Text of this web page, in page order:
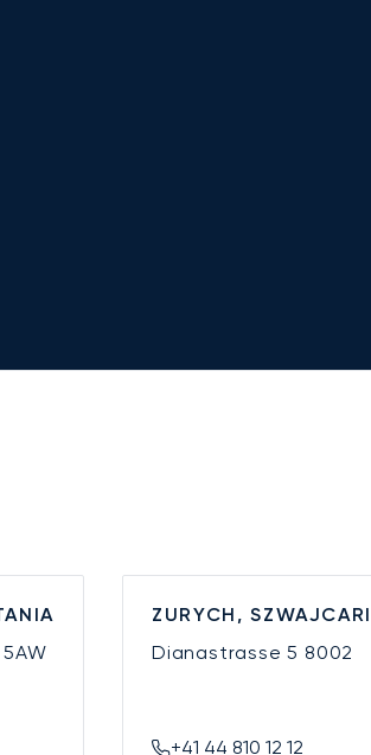
ZURYCH,
Dianastrasse 5 8002
+41 44 810 12 12